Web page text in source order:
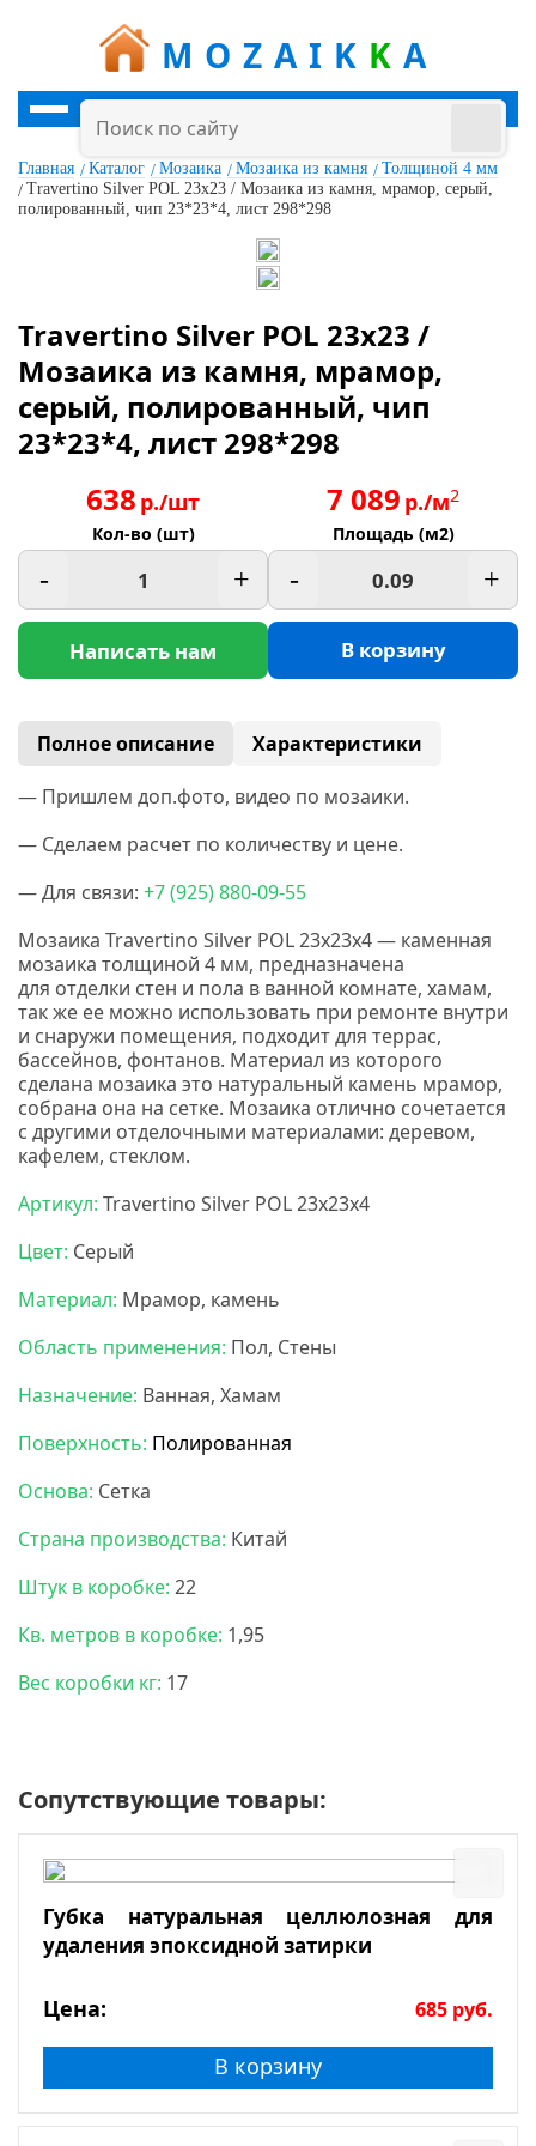
MOZAIK K A
Главная Каталог Мозаика Мозаика из камня
Толщиной 4 мм
Travertino Silver POL 23x23 / Мозаика из камня, мрамор, серый,
полированный, чип 23*23*4, лист 298*298
Travertino Silver POL 23x23 /
Мозаика из камня, мрамор,
серый, полированный, чип
23*23*4, лист 298*298
638 р./шт
Кол-во (шт)
- +
Написать нам
7 089 р./м2
Площадь (м2)
- +
В корзину
Полное описание
Характеристики
— Пришлем доп.фото, видео по мозаики.
— Сделаем расчет по количеству и цене.
— Для связи: +7(925) 880-09-55
Мозаика Travertino Silver POL 23x23x4 — каменная
мозаика толщиной 4 мм, предназначена
для отделки стен и пола в ванной комнате, хамам,
так же ее можно использовать при ремонте внутри
и снаружи помещения, подходит для террас,
бассейнов, фонтанов. Материал из которого
сделана мозаика это натуральный камень мрамор,
собрана она на сетке. Мозаика отлично сочетается
с другими отделочными материалами: деревом,
кафелем, стеклом.
Артикул: Travertino Silver POL 23x23x4
Цвет: Серый
Материал: Мрамор, камень
Область применения: Пол, Стены
Назначение: Ванная, Хамам
Поверхность: Полированная
Основа: Сетка
Страна производства: Китай
Штук в коробке: 22
Кв. метров в коробке: 1,95
Вес коробки кг: 17
Сопутствующие товары:
Губка натуральная целлюлозная для
удаления эпоксидной затирки
Цена: 685 руб.
В корзину